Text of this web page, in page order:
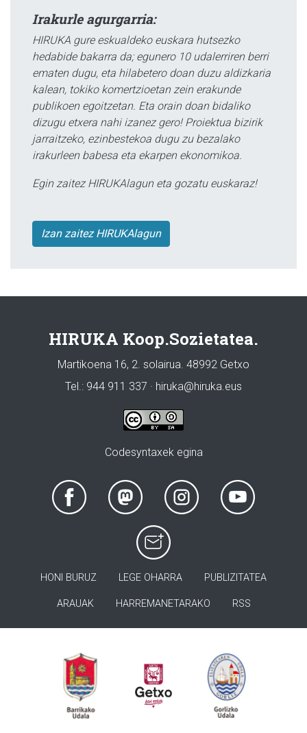
Irakurle agurgarria:
HIRUKA gure eskualdeko euskara hutsezko
hedabide bakarra da; egunero 10 udalerriren berri
ematen dugu, eta hilabetero doan duzu aldizkaria
kalean, tokiko komertzioetan zein erakunde
publikoen egoitzetan. Eta orain doan bidaliko
dizugu etxera nahi izanez gero! Proiektua bizirik
jarraitzeko, ezinbestekoa dugu zu bezalako
irakurleen babesa eta ekarpen ekonomikoa.
Egin zaitez HIRUKAlagun eta gozatu euskaraz!
Izan zaitez HIRUKAlagun
HIRUKA Koop.Sozietatea.
Martikoena 16, 2. solairua. 48992 Getxo
Tel.: 944 911 337 · hiruka@hiruka.eus
Codesyntaxek egina
HONI BURUZ LEGE OHARRA PUBLIZITATEA
ARAUAK HARREMANETARAKO RSS